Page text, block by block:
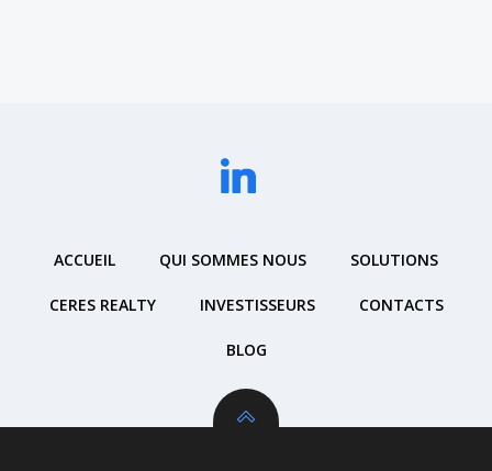
ACCUEIL QUI SOMMES NOUS SOLUTIONS
CERES REALTY INVESTISSEURS CONTACTS
BLOG